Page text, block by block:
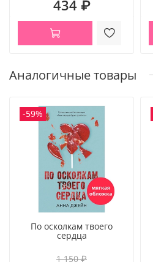
434 ₽
Аналогичные товары
-59%
По осколкам твоего
сердца
1 150 ₽